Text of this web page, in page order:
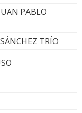
PABLO
TRÍO